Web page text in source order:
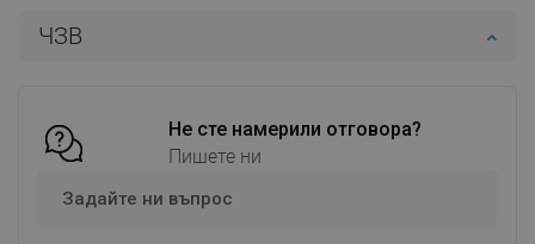
ЧЗВ
Не сте намерили отговора?
Пишете ни
Задайте ни въпрос
Добави в количката Добави в количката